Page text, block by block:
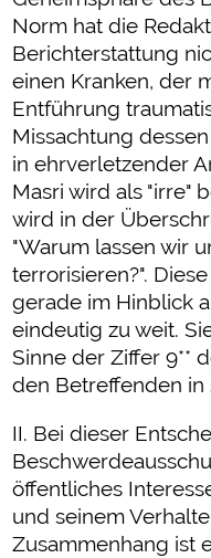
Norm hat die
Berichterstattung
einen Kranken, der
Entführung
Missachtung
in ehrverletzender
Masri wird als "irre"
wird in der
"Warum lassen wir
terrorisieren?".
gerade im Hinblick
eindeutig zu weit.
Sinne der Ziffer 9**
den Betreffenden in
II. Bei dieser
öffentliches
und seinem
Zusammenhang ist